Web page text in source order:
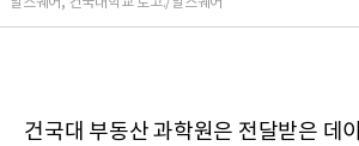
건국대 부동산 과학원은 전달받은 데